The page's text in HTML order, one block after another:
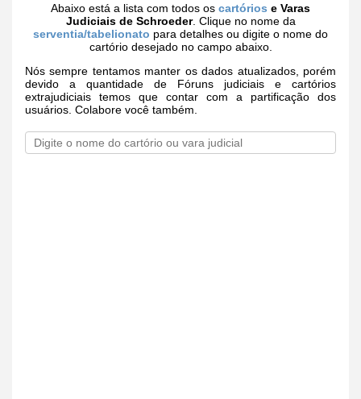
Abaixo está a lista com todos os cartórios e Varas
Judiciais de Schroeder. Clique no nome da
serventia/tabelionato para detalhes ou digite o nome do
cartório desejado no campo abaixo.
Nós sempre tentamos manter os dados atualizados, porém
devido a quantidade de Fóruns judiciais e cartórios
extrajudiciais temos que contar com a partificação dos
usuários. Colabore você também.